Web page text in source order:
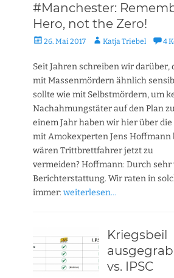
#Manchester:
Hero, not the Zero!
Veröffentlicht
26. Mai 2017 AutorKatja Triebel 4
Seit Jahren schreiben wir darüber,
mit Massenmördern ähnlich
sollte wie mit Selbstmördern, um
Nachahmungstäter auf den Plan
einem Jahr haben wir hier über
mit Amokexperten Jens Hoffmann
wären Trittbrettfahrer jetzt zu
vermeiden? Hoffmann: Durch sehr
Berichterstattung. Wir raten in
immer: weiterlesen…
Kriegsbeil
vs. IPSC